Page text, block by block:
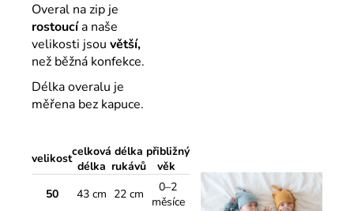
Overal na zip je
rostoucía naše
velikosti jsou větší,
než běžná konfekce.
Délka overalu je
měřena bez kapuce.
velikostcelková
délka
délka
rukávů
přibližný
věk
50
43 cm 22 cm
0–2
měsíce